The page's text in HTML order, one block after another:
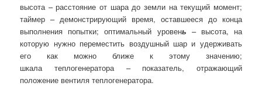
высота – расстояние от шара до земли на текущий момент;
таймер – демонстрирующий время, оставшееся до конца
выполнения попытки; оптимальный уровень – высота, на
которую нужно переместить воздушный шар и удерживать
его как можно ближе к этому значению;
шкала теплогенератора – показатель, отражающий
положение вентиля теплогенератора.